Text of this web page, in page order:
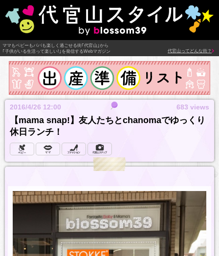
ママもベビーもパパも楽しく過ごせる街｢代官山｣から
｢子供がいる生活って楽しい!｣を発信するWebマガジン
代官山ってどんな街？
2016/4/26 12:00 683 views
【mama snap!】友人たちとchanomaでゆっくり
休日ランチ！